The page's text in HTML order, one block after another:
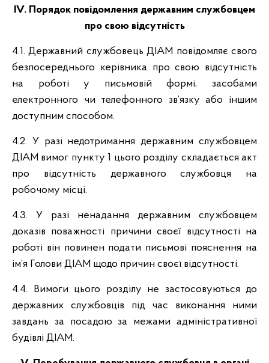
ІV. Порядок повідомлення державним службовцем
про свою відсутність
4.1. Державний службовець ДІАМ повідомляє свого
безпосереднього керівника про свою відсутність
на роботі у письмовій формі, засобами
електронного чи телефонного зв’язку або іншим
доступним способом.
4.2. У разі недотримання державним службовцем
ДІАМ вимог пункту 1 цього розділу складається акт
про відсутність державного службовця на
робочому місці.
4.3. У разі ненадання державним службовцем
доказів поважності причини своєї відсутності на
роботі він повинен подати письмові пояснення на
ім’я Голови ДІАМ щодо причин своєї відсутності.
4.4. Вимоги цього розділу не застосовуються до
державних службовців під час виконання ними
завдань за посадою за межами адміністративної
будівлі ДІАМ.